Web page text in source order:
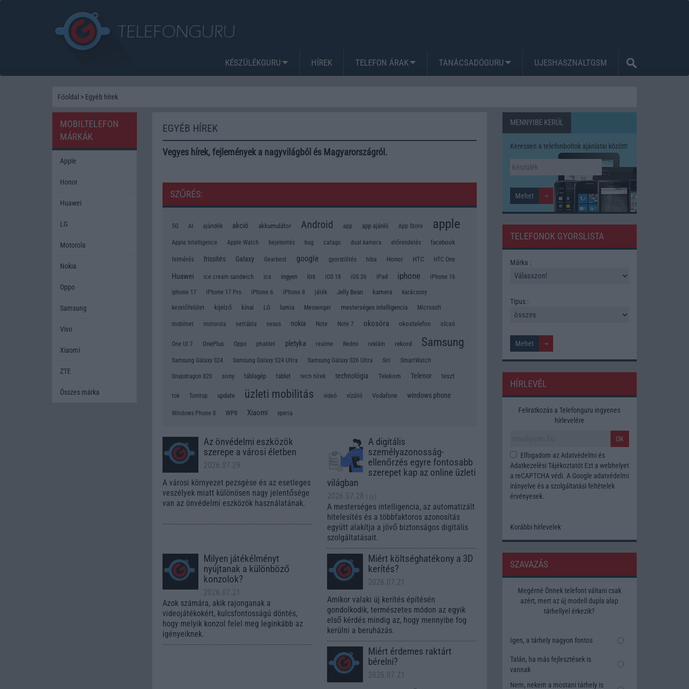
KÉSZÜLÉKGURU HÍREK TELEFON ÁRAK TANÁCSADÓGURU UJESHASZNALTGSM
Főoldal > Egyéb hírek
EGYÉB HÍREK
Vegyes hírek, fejlemények a nagyvilágból és Magyarországról.
SZŰRÉS:
5G AI ajándék akció akkumulátor Android app app ajánló App Store apple
Apple Intelligence Apple Watch bejelentés bug cafago dual kamera előrendelés facebook
felmérés frissítés Galaxy Gearbest google gyorstöltés hiba Honor HTC HTC One
Huawei ice cream sandwich ics ingyen ios iOS 18 iOS 26 iPad iphone iPhone 16
iphone 17 iPhone 17 Pro iPhone 6 iPhone 8 játék Jelly Bean kamera karácsony
kezelőfelület kijelző kínai LG lumia Messenger mesterséges intelligencia Microsoft
mobilnet motorola nettábla nexus nokia Note Note 7 okosóra okostelefon olcsó
One UI 7 OnePlus Oppo phablet pletyka realme Redmi reklám rekord Samsung
Samsung Galaxy S24 Samsung Galaxy S24 Ultra Samsung Galaxy S26 Ultra Siri SmartWatch
Snapdragon 820 sony táblagép tablet tech hírek technológia Telekom Telenor teszt
tok Tomtop update üzleti mobilitás videó vízálló Vodafone windows phone
Windows Phone 8 WP8 Xiaomi xperia
Az önvédelmi eszközök
szerepe a városi életben
2026.07.29
A városi környezet pezsgése és az esetleges
veszélyek miatt különösen nagy jelentősége
van az önvédelmi eszközök használatának.
A digitális
személyazonosság-
ellenőrzés egyre fontosabb
szerepet kap az online üzleti
világban
2026.07.28 | (x)
A mesterséges intelligencia, az automatizált
hitelesítés és a többfaktoros azonosítás
együtt alakítja a jövő biztonságos digitális
szolgáltatásait.
Milyen játékélményt
nyújtanak a különböző
konzolok?
2026.07.21
Azok számára, akik rajonganak a
videojátékokért, kulcsfontosságú döntés,
hogy melyik konzol felel meg leginkább az
igényeiknek.
Miért költséghatékony a 3D
kerítés?
2026.07.21
Amikor valaki új kerítés építésén
gondolkodik, természetes módon az egyik
első kérdés mindig az, hogy mennyibe fog
kerülni a beruházás.
Miért érdemes raktárt
bérelni?
2026.07.21
MENNYIBE KERÜL
Keressen a telefonboltok ajánlatai között!
TELEFONOK GYORSLISTA
Márka :
Tipus :
HÍRLEVÉL
Feliratkozás a Telefonguru ingyenes
hírlevelére
OK
Elfogadom az Adatvédelmi és
Adatkezelési TájékoztatótEzt a webhelyet
a reCAPTCHA védi. A Google adatvédelmi
irányelve és a szolgáltatási feltételek
érvényesek.
Korábbi hírlevelek
SZAVAZÁS
Megérné Önnek telefont váltani csak
azért, mert az új modell dupla alap
tárhellyel érkezik?
Igen, a tárhely nagyon fontos
Talán, ha más fejlesztések is
vannak
Nem, nekem a mostani tárhely is
MOBILTELEFON
MÁRKÁK
Apple
Honor
Huawei
LG
Motorola
Nokia
Oppo
Samsung
Vivo
Xiaomi
ZTE
Összes márka